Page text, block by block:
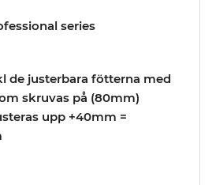
series
de justerbara fötterna med
skruvas på (80mm)
upp +40mm =